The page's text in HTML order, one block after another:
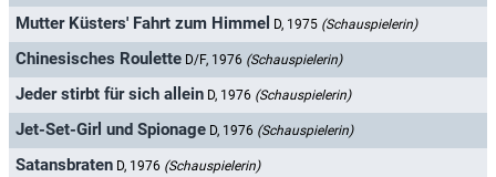
Mutter Küsters' Fahrt zum Himmel D, 1975 (Schauspielerin)
Chinesisches Roulette D/F, 1976 (Schauspielerin)
Jeder stirbt für sich allein D, 1976 (Schauspielerin)
Jet-Set-Girl und Spionage D, 1976 (Schauspielerin)
Satansbraten D, 1976 (Schauspielerin)